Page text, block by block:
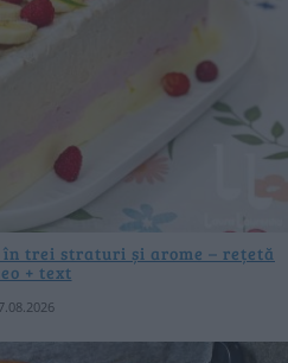
trei straturi și arome – rețetă
+ text